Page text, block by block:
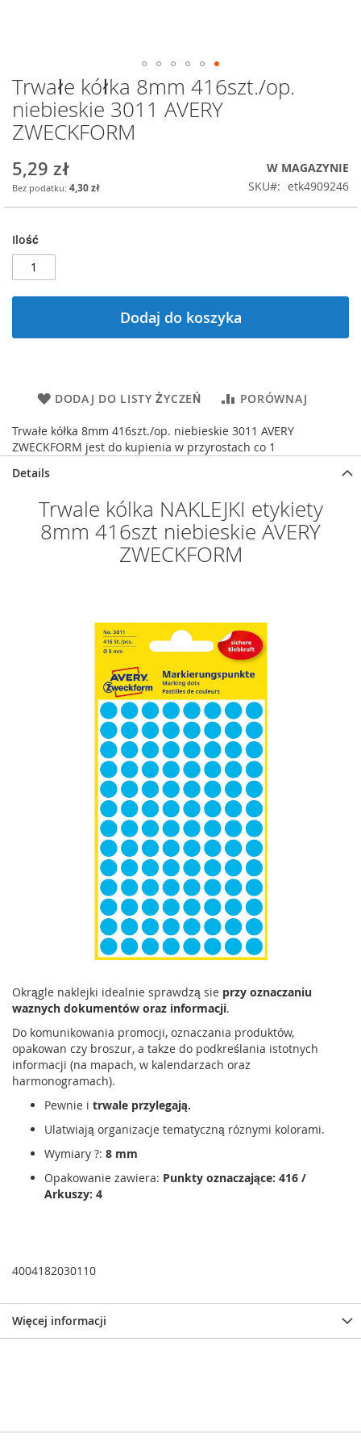
Przejdź
na
początek
galerii
Trwałe kółka 8mm 416szt./op.
niebieskie 3011 AVERY
ZWECKFORM
5,29 zł
4,30 zł
W MAGAZYNIE
SKU
etk4909246
Ilość
Dodaj do koszyka
DODAJ DO LISTY ŻYCZEŃ PORÓWNAJ
Trwałe kółka 8mm 416szt./op. niebieskie 3011 AVERY
ZWECKFORM jest do kupienia w przyrostach co 1
Details
Trwale kólka NAKLEJKI etykiety
8mm 416szt niebieskie AVERY
ZWECKFORM
Okrągle naklejki idealnie sprawdzą sie przy oznaczaniu
waznych dokumentów oraz informacji.
Do komunikowania promocji, oznaczania produktów,
opakowan czy broszur, a takze do podkreślania istotnych
informacji (na mapach, w kalendarzach oraz
harmonogramach).
Pewnie i trwale przylegają.
Ulatwiają organizacje tematyczną róznymi kolorami.
Wymiary ?: 8 mm
Opakowanie zawiera: Punkty oznaczające: 416 /
Arkuszy: 4
4004182030110
Więcej informacji